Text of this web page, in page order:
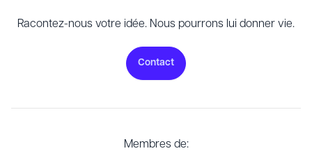
Racontez-nous votre idée. Nous pourrons lui donner vie.
Contact
Membres de: